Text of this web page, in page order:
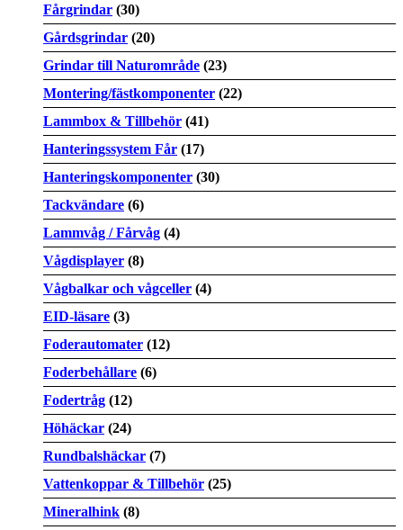
Fårgrindar (30)
Gårdsgrindar (20)
Grindar till Naturområde (23)
Montering/fästkomponenter (22)
Lammbox & Tillbehör (41)
Hanteringssystem Får (17)
Hanteringskomponenter (30)
Tackvändare (6)
Lammvåg / Fårvåg (4)
Vågdisplayer (8)
Vågbalkar och vågceller (4)
EID-läsare (3)
Foderautomater (12)
Foderbehållare (6)
Fodertråg (12)
Höhäckar (24)
Rundbalshäckar (7)
Vattenkoppar & Tillbehör (25)
Mineralhink (8)